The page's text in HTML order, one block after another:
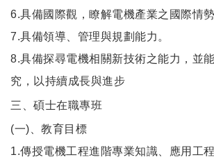
6.具備國際觀，瞭解電機產業之國際情勢
7.具備領導、管理與規劃能力。
8.具備探尋電機相關新技術之能力，並
究，以持續成長與進步
三、碩士在職專班
(一)、教育目標
1.傳授電機工程進階專業知識、應用工